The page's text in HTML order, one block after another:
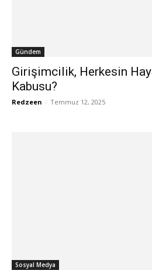
Gündem
Girişimcilik, Herkesin
Kabusu?
Redzeen - Temmuz 12, 2025
Sosyal Medya